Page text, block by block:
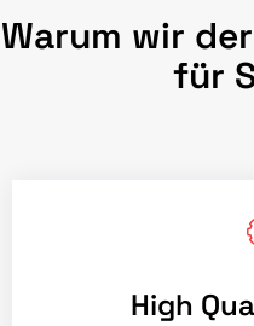
Warum wir
für
High